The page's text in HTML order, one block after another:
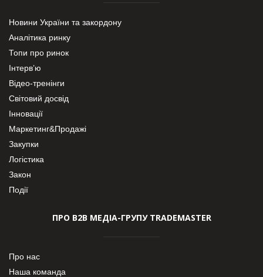
Новини України та закордону
Аналітика ринку
Топи про ринок
Інтерв’ю
Відео-тренінги
Світовий досвід
Інновації
Маркетинг&Продажі
Закупки
Логістика
Закон
Події
ПРО В2В МЕДІА-ГРУПУ TRADEMASTER
Про нас
Наша команда